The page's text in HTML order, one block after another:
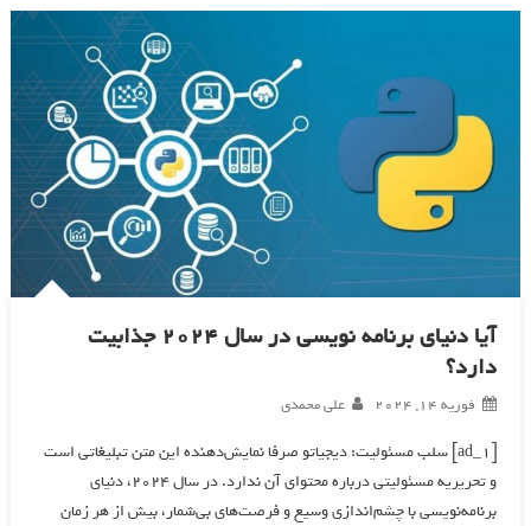
آیا دنیای برنامه نویسی در سال 2024 جذابیت
دارد؟
فوریه 14, 2024 علی محمدی
[ad_1] سلب مسئولیت: دیجیاتو صرفا نمایش‌دهنده این متن تبلیغاتی است
و تحریریه مسئولیتی درباره محتوای آن ندارد. در سال 2024، دنیای
برنامه‌نویسی با چشم‌اندازی وسیع و فرصت‌های بی‌شمار، بیش از هر زمان